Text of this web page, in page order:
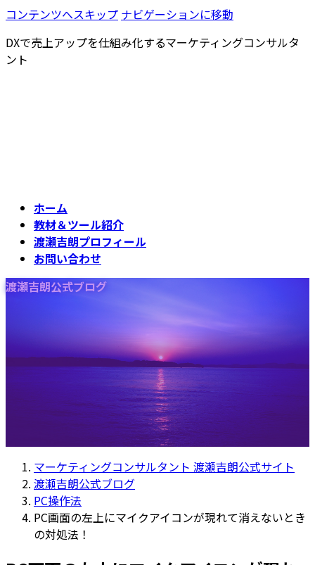
コンテンツへスキップ ナビゲーションに移動
DXで売上アップを仕組み化するマーケティングコンサルタ
ント
ホーム
教材＆ツール紹介
渡瀬吉朗プロフィール
お問い合わせ
渡瀬吉朗公式ブログ
マーケティングコンサルタント 渡瀬吉朗公式サイト
渡瀬吉朗公式ブログ
PC操作法
PC画面の左上にマイクアイコンが現れて消えないとき
の対処法！